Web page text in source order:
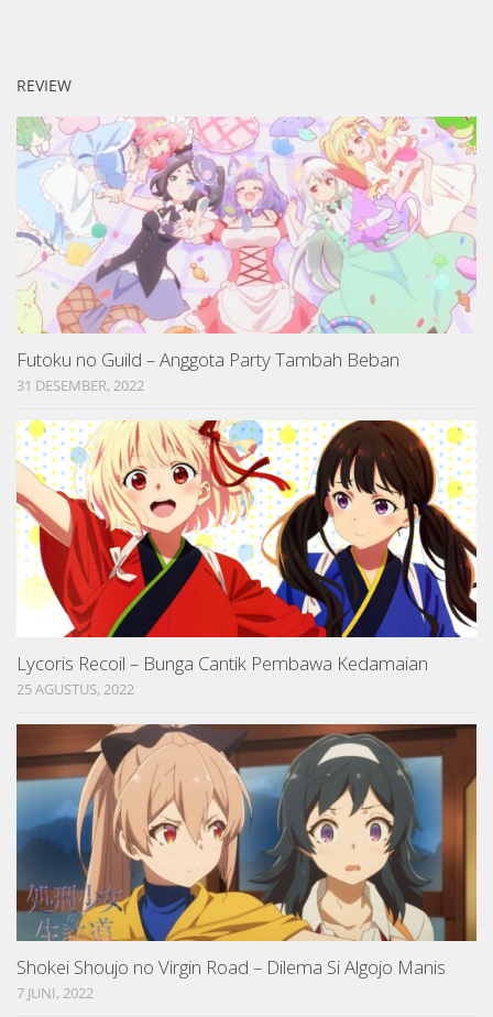
REVIEW
Futoku no Guild – Anggota Party Tambah Beban
31 DESEMBER, 2022
Lycoris Recoil – Bunga Cantik Pembawa Kedamaian
25 AGUSTUS, 2022
Shokei Shoujo no Virgin Road – Dilema Si Algojo Manis
7 JUNI, 2022